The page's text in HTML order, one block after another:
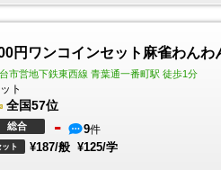
円ワンコインセット麻雀わんわ
市営地下鉄東西線 青葉通一番町駅 徒歩1分
ト
全国57位
総合 - 9件
ット ¥187/般 ¥125/学